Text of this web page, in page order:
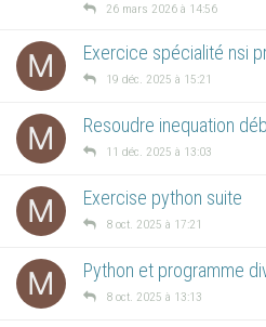
26 mars 2026 à 14:56
M Exercice spécialité nsi
19 déc. 2025 à 15:21
M Resoudre inequation
11 déc. 2025 à 13:03
M Exercise python suite
8 oct. 2025 à 17:21
M Python et programme
8 oct. 2025 à 13:13